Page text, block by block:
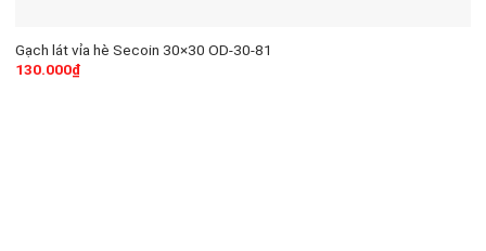
Gạch lát vỉa hè Secoin 30×30 OD-30-81
130.000₫